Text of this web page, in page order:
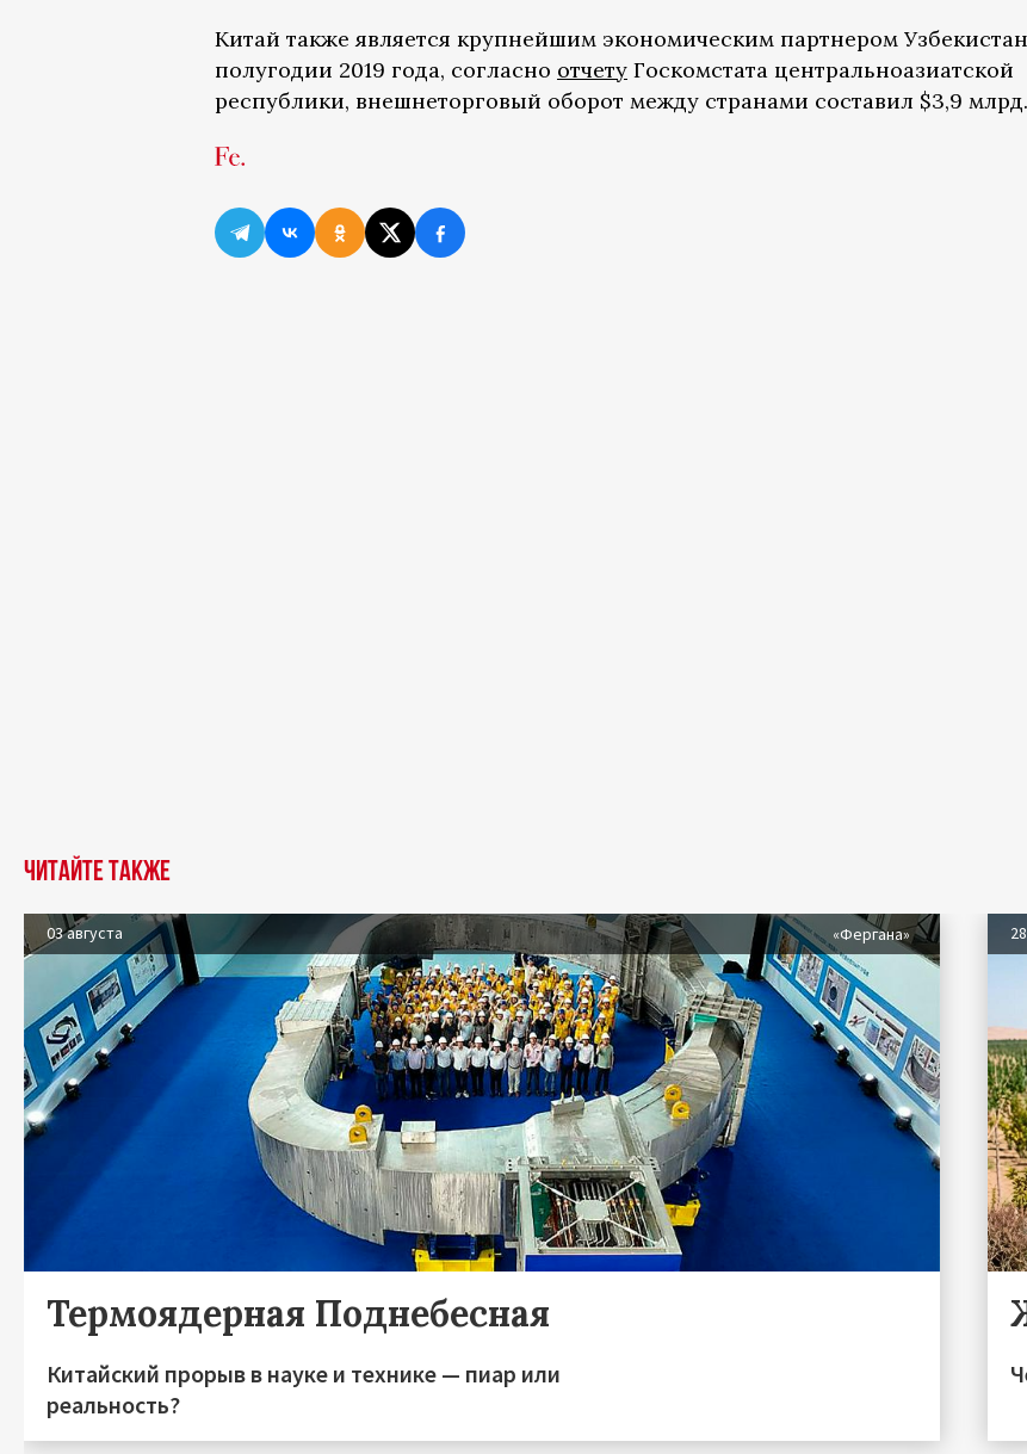
Китай также является крупнейшим экономическим партнером
полугодии 2019 года, согласно отчету Госкомстата центральноазиатской
республики, внешнеторговый оборот между странами составил $3,9 млрд.
Читайте также
03 августа «Фергана»
Термоядерная Поднебесная
Китайский прорыв в науке и технике — пиар или
реальность?